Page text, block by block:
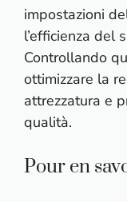
impostazioni
l’efficienza del
Controllando
ottimizzare la
attrezzatura e
qualità.
Pour en